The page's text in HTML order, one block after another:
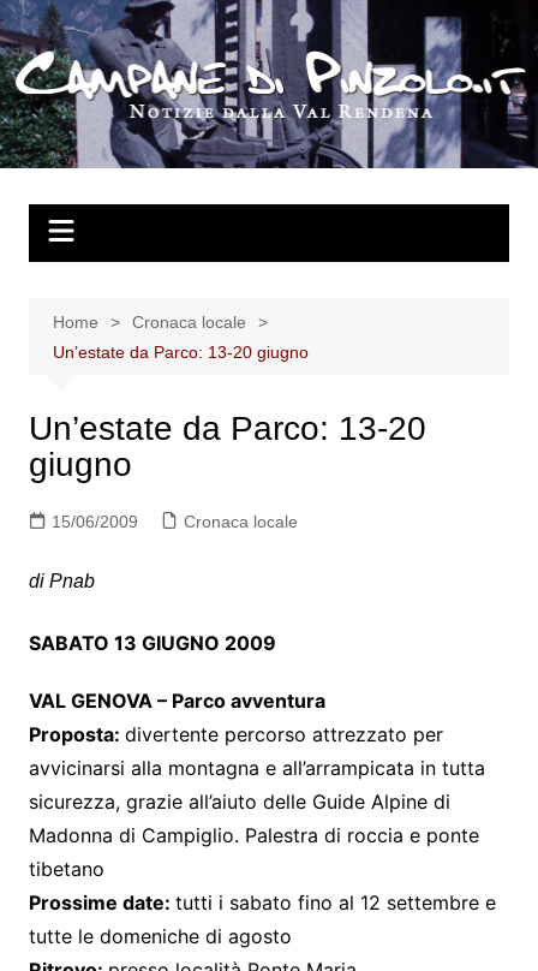
Salta
al
contenuto
Home
Cronaca locale
Un’estate da Parco: 13-20 giugno
Un’estate da Parco: 13-20
giugno
15/06/2009 Cronaca locale
di Pnab
SABATO 13 GIUGNO 2009
VAL GENOVA – Parco avventura
Proposta: divertente percorso attrezzato per
avvicinarsi alla montagna e all’arrampicata in tutta
sicurezza, grazie all’aiuto delle Guide Alpine di
Madonna di Campiglio. Palestra di roccia e ponte
tibetano
Prossime date: tutti i sabato fino al 12 settembre e
tutte le domeniche di agosto